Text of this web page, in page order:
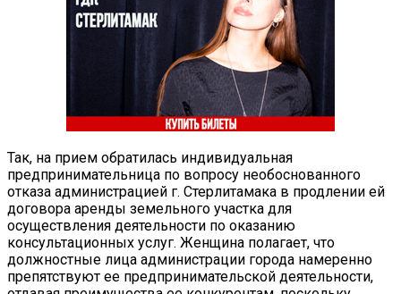
Так, на прием обратилась индивидуальная
предпринимательница по вопросу необоснованного
отказа администрацией г. Стерлитамака в продлении ей
договора аренды земельного участка для
осуществления деятельности по оказанию
консультационных услуг. Женщина полагает, что
должностные лица администрации города намеренно
препятствуют ее предпринимательской деятельности,